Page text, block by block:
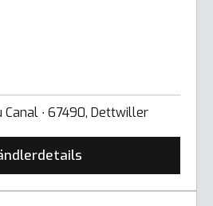
Canal ∙ 67490, Dettwiller